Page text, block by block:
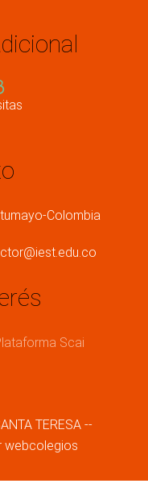
Colombia
Scai
TERESA --
webcolegios